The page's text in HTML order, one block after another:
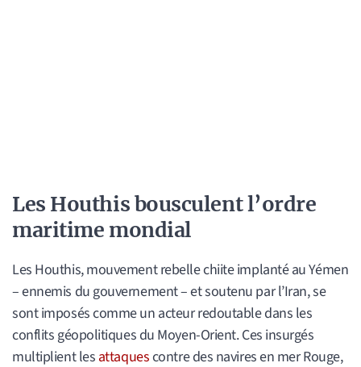
Les Houthis bousculent l’ordre
maritime mondial
Les Houthis, mouvement rebelle chiite implanté au Yémen
– ennemis du gouvernement – et soutenu par l’Iran, se
sont imposés comme un acteur redoutable dans les
conflits géopolitiques du Moyen-Orient. Ces insurgés
multiplient les attaquescontre des navires en mer Rouge,